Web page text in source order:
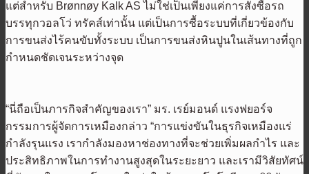
แต่สำหรับ Brønnøy Kalk AS ไม่ใช่เป็นเพียงแค่การสั่งซื้อรถ
บรรทุกวอลโว่ ทรัคส์เท่านั้น แต่เป็นการซื้อระบบที่เกี่ยวข้องกับ
การขนส่งไร้คนขับทั้งระบบ เป็นการขนส่งหินปูนในเส้นทางที่ถูก
กำหนดชัดเจนระหว่างจุด
“นี่ถือเป็นภารกิจสำคัญของเรา” มร. เรย์มอนด์ แรงฟยอร์จ
กรรมการผู้จัดการเหมืองกล่าว “การแข่งขันในธุรกิจเหมืองแร่
กำลังรุนแรง เรากำลังมองหาช่องทางที่จะช่วยเพิ่มผลกำไร และ
ประสิทธิภาพในการทำงานสูงสุดในระยะยาว และเรามีวิสัยทัศน์